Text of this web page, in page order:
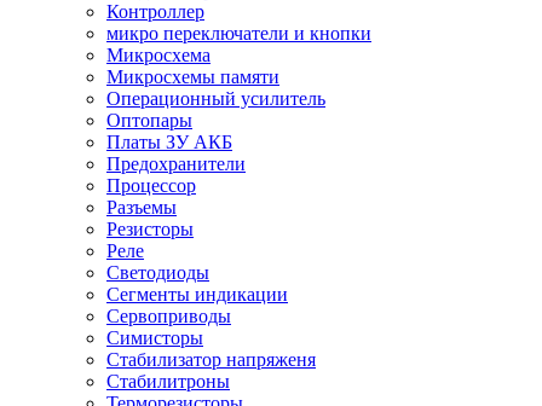
Контроллер
микро переключатели и кнопки
Микросхема
Микросхемы памяти
Операционный усилитель
Оптопары
Платы ЗУ АКБ
Предохранители
Процессор
Разъемы
Резисторы
Реле
Светодиоды
Сегменты индикации
Сервоприводы
Симисторы
Стабилизатор напряженя
Стабилитроны